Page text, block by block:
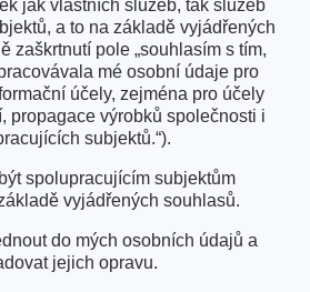
jak vlastních služeb, tak služeb
a to na základě vyjádřených
zaškrtnutí pole „souhlasím s tím,
mé osobní údaje pro
účely, zejména pro účely
propagace výrobků společnosti i
subjektů.“).
spolupracujícím subjektům
vyjádřených souhlasů.
do mých osobních údajů a
jejich opravu.